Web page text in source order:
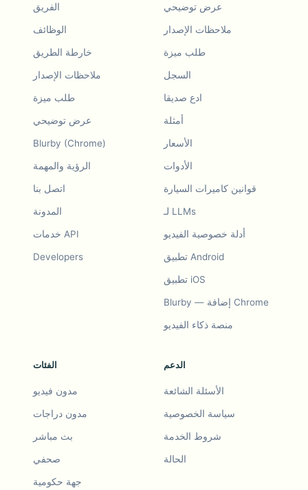
الفريق
الوظائف
خارطة الطريق
ملاحظات الإصدار
طلب ميزة
عرض توضيحي
Blurby (Chrome)
الرؤية والمهمة
اتصل بنا
المدونة
خدمات API
Developers
عرض توضيحي
ملاحظات الإصدار
طلب ميزة
السجل
ادع صديقا
أمثلة
الأسعار
الأدوات
قوانين كاميرات السيارة
لـ LLMs
أدلة خصوصية الفيديو
تطبيق Android
تطبيق iOS
Blurby — إضافة Chrome
منصة ذكاء الفيديو
الفئات
مدون فيديو
مدون دراجات
بث مباشر
صحفي
جهة حكومية
الدعم
الأسئلة الشائعة
سياسة الخصوصية
شروط الخدمة
الحالة